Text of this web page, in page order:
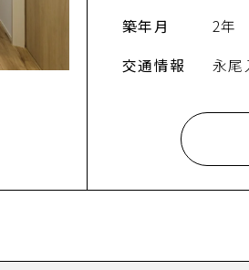
築年月
2年
交通情報
永尾